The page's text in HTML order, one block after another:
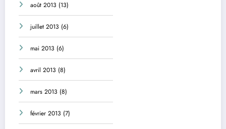
août 2013 (13)
juillet 2013 (6)
mai 2013 (6)
avril 2013 (8)
mars 2013 (8)
février 2013 (7)